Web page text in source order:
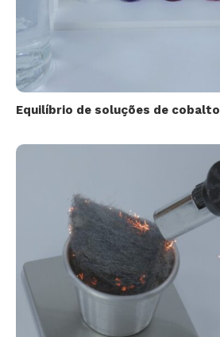
Equilíbrio de soluções de cobalto